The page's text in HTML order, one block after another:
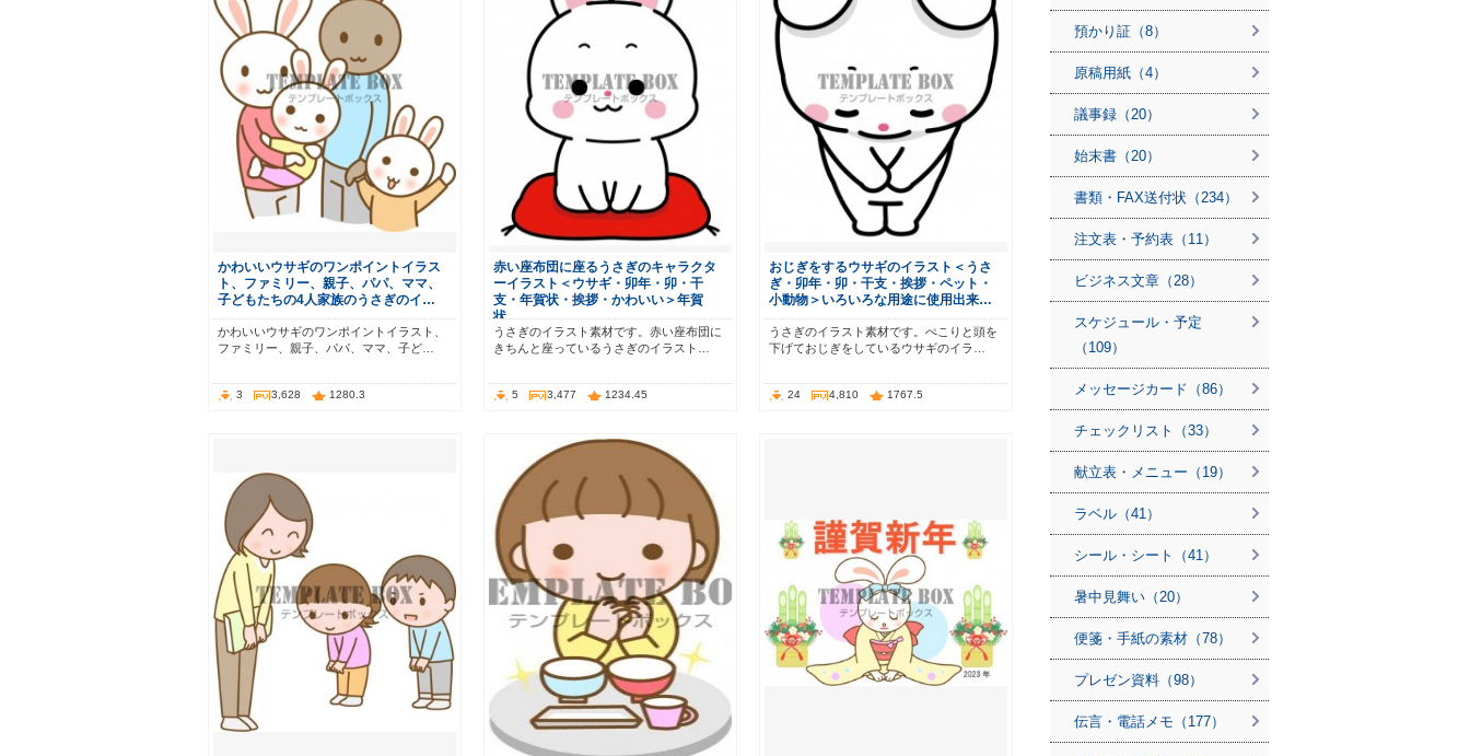
かわいいウサギのワンポイントイラス
ト、ファミリー、親子、パパ、ママ、
子どもたちの4人家族のうさぎのイ…
かわいいウサギのワンポイントイラスト、
ファミリー、親子、パパ、ママ、子ど…
3 3,628 1280.3
赤い座布団に座るうさぎのキャラクタ
ーイラスト＜ウサギ・卯年・卯・干
支・年賀状・挨拶・かわいい＞年賀
状…
うさぎのイラスト素材です。赤い座布団に
きちんと座っているうさぎのイラスト…
5 3,477 1234.45
おじぎをするウサギのイラスト＜うさ
ぎ・卯年・卯・干支・挨拶・ペット・
小動物＞いろいろな用途に使用出来…
うさぎのイラスト素材です。ぺこりと頭を
下げておじぎをしているウサギのイラ…
24 4,810 1767.5
預かり証（8）
原稿用紙（4）
議事録（20）
始末書（20）
書類・FAX送付状（234）
注文表・予約表（11）
ビジネス文章（28）
スケジュール・予定
（109）
メッセージカード（86）
チェックリスト（33）
献立表・メニュー（19）
ラベル（41）
シール・シート（41）
暑中見舞い（20）
便箋・手紙の素材（78）
プレゼン資料（98）
伝言・電話メモ（177）